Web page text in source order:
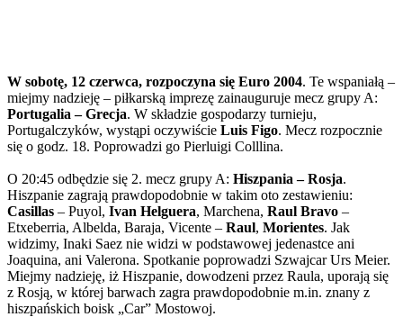
W sobotę, 12 czerwca, rozpoczyna się Euro 2004. Te wspaniałą –
miejmy nadzieję – piłkarską imprezę zainauguruje mecz grupy A:
Portugalia – Grecja. W składzie gospodarzy turnieju,
Portugalczyków, wystąpi oczywiście Luis Figo. Mecz rozpocznie
się o godz. 18. Poprowadzi go Pierluigi Colllina.
O 20:45 odbędzie się 2. mecz grupy A: Hiszpania – Rosja.
Hiszpanie zagrają prawdopodobnie w takim oto zestawieniu:
Casillas – Puyol, Ivan Helguera, Marchena, Raul Bravo –
Etxeberria, Albelda, Baraja, Vicente – Raul, Morientes. Jak
widzimy, Inaki Saez nie widzi w podstawowej jedenastce ani
Joaquina, ani Valerona. Spotkanie poprowadzi Szwajcar Urs Meier.
Miejmy nadzieję, iż Hiszpanie, dowodzeni przez Raula, uporają się
z Rosją, w której barwach zagra prawdopodobnie m.in. znany z
hiszpańskich boisk „Car” Mostowoj.